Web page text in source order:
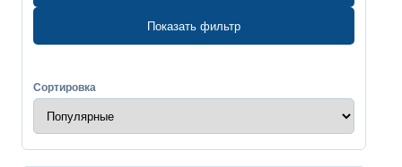
Показать фильтр
Сортировка